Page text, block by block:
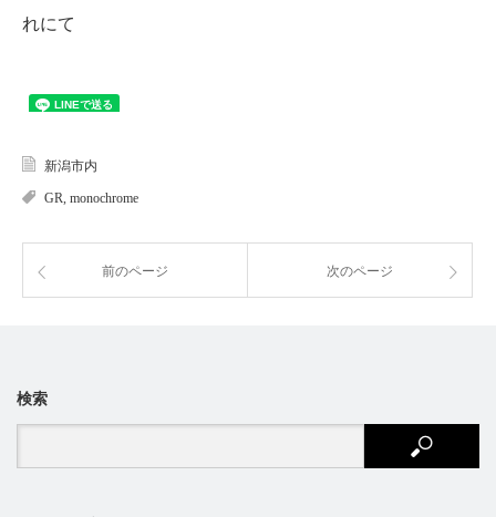
れにて
新潟市内
GR, monochrome
前のページ 次のページ
検索